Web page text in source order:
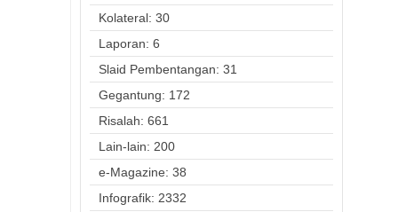
Kolateral: 30
Laporan: 6
Slaid Pembentangan: 31
Gegantung: 172
Risalah: 661
Lain-lain: 200
e-Magazine: 38
Infografik: 2332